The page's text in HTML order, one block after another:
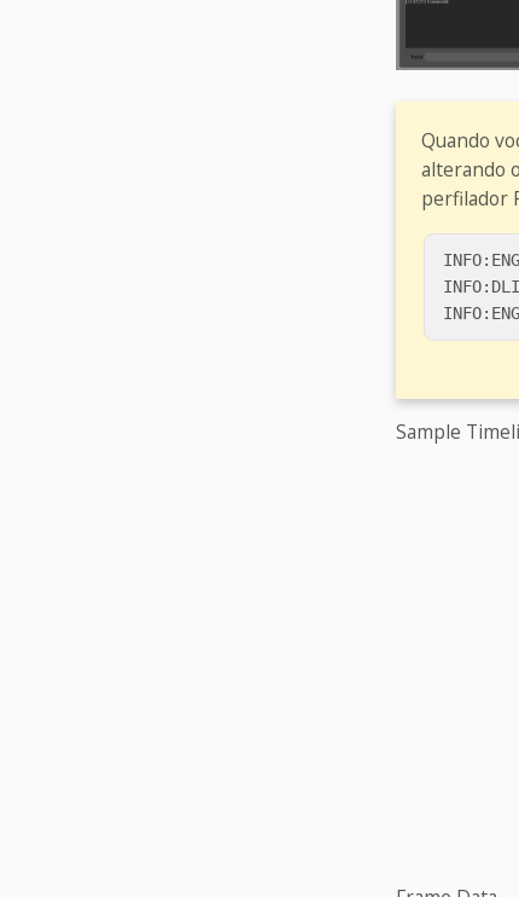
Quando
alterando
perfilador
Sample